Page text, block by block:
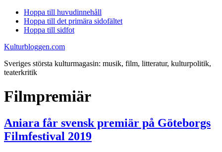
Hoppa till huvudinnehåll
Hoppa till det primära sidofältet
Hoppa till sidfot
Kulturbloggen.com
Sveriges största kulturmagasin: musik, film, litteratur, kulturpolitik,
teaterkritik
Filmpremiär
Aniara får svensk premiär på Göteborgs
Filmfestival 2019